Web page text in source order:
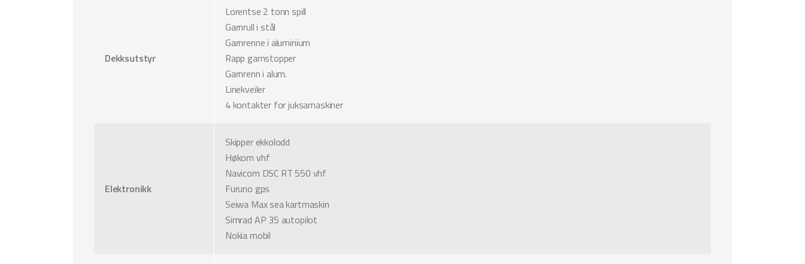
Dekksutstyr
Lorentse 2 tonn spill
Garnrull i stål
Garnrenne i aluminium
Rapp garnstopper
Garnrenn i alum.
Linekveiler
4 kontakter for juksamaskiner
Elektronikk
Skipper ekkolodd
Høkom vhf
Navicom DSC RT 550 vhf
Furuno gps
Seiwa Max sea kartmaskin
Simrad AP 35 autopilot
Nokia mobil